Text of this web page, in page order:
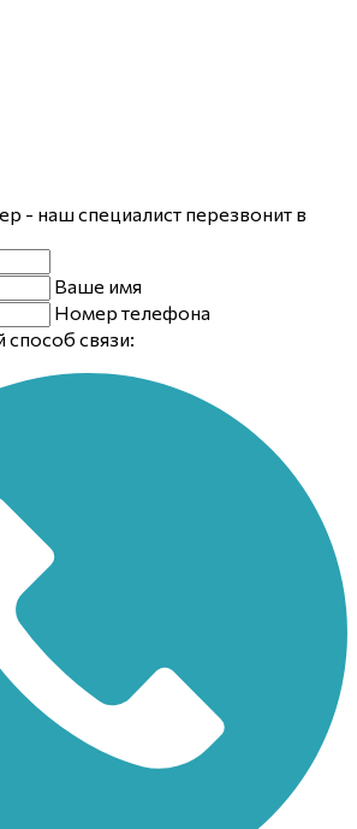
- наш специалист перезвонит в
Ваше имя
Номер телефона
связи: